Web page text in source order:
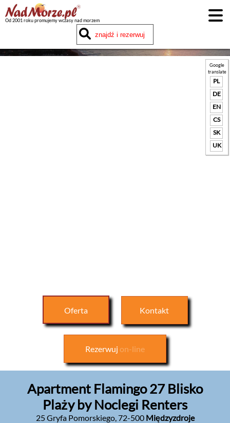
Od 2001 roku promujemy wczasy nad morzem
Google
translate
PL
DE
EN
CS
SK
UK
Oferta Kontakt
Rezerwuj on-line
Apartment Flamingo 27 Blisko
Plaży by Noclegi Renters
25 Gryfa Pomorskiego,72-500 Międzyzdroje